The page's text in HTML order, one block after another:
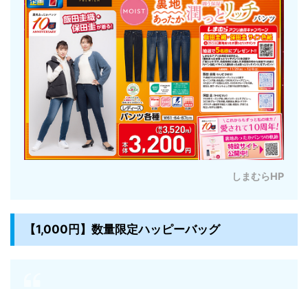
しまむらHP
【1,000円】数量限定ハッピーバッグ